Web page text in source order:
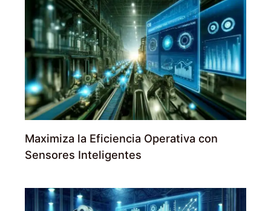
Maximiza la Eficiencia Operativa con
Sensores Inteligentes